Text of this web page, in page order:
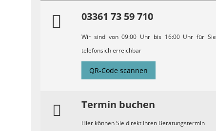
03361 73 59 710
Wir sind von 09:00 Uhr bis 16:00 Uhr für Sie
telefonsich erreichbar
QR-Code scannen
Termin buchen
Hier können Sie direkt Ihren Beratungstermin